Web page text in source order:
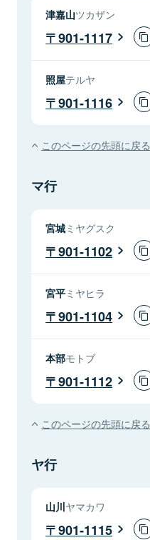
津嘉山ツカザン
901-1117
照屋テルヤ
901-1116
このページの先頭に戻る
マ行
宮城ミヤグスク
901-1102
宮平ミヤヒラ
901-1104
本部モトブ
901-1112
このページの先頭に戻る
ヤ行
山川ヤマカワ
901-1115